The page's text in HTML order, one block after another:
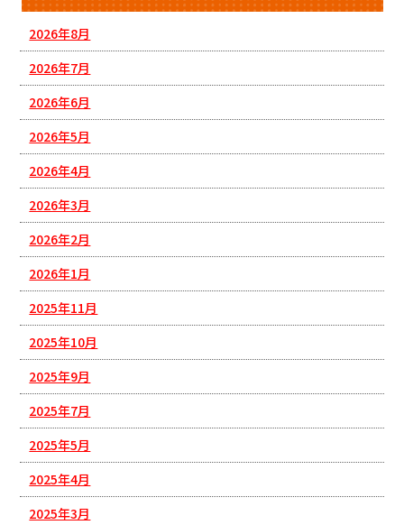
2026年8月
2026年7月
2026年6月
2026年5月
2026年4月
2026年3月
2026年2月
2026年1月
2025年11月
2025年10月
2025年9月
2025年7月
2025年5月
2025年4月
2025年3月